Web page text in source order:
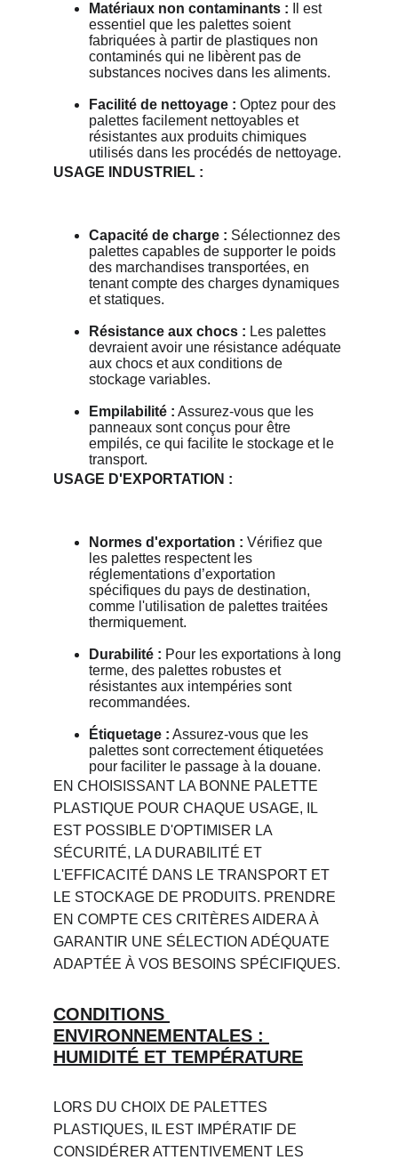
Matériaux non contaminants : Il est
essentiel que les palettes soient
fabriquées à partir de plastiques non
contaminés qui ne libèrent pas de
substances nocives dans les aliments.
Facilité de nettoyage : Optez pour des
palettes facilement nettoyables et
résistantes aux produits chimiques
utilisés dans les procédés de nettoyage.
USAGE INDUSTRIEL :
Capacité de charge : Sélectionnez des
palettes capables de supporter le poids
des marchandises transportées, en
tenant compte des charges dynamiques
et statiques.
Résistance aux chocs : Les palettes
devraient avoir une résistance adéquate
aux chocs et aux conditions de
stockage variables.
Empilabilité : Assurez-vous que les
panneaux sont conçus pour être
empilés, ce qui facilite le stockage et le
transport.
USAGE D'EXPORTATION :
Normes d'exportation : Vérifiez que
les palettes respectent les
réglementations d’exportation
spécifiques du pays de destination,
comme l'utilisation de palettes traitées
thermiquement.
Durabilité : Pour les exportations à long
terme, des palettes robustes et
résistantes aux intempéries sont
recommandées.
Étiquetage : Assurez-vous que les
palettes sont correctement étiquetées
pour faciliter le passage à la douane.
EN CHOISISSANT LA BONNE PALETTE
PLASTIQUE POUR CHAQUE USAGE, IL
EST POSSIBLE D'OPTIMISER LA
SÉCURITÉ, LA DURABILITÉ ET
L'EFFICACITÉ DANS LE TRANSPORT ET
LE STOCKAGE DE PRODUITS. PRENDRE
EN COMPTE CES CRITÈRES AIDERA À
GARANTIR UNE SÉLECTION ADÉQUATE
ADAPTÉE À VOS BESOINS SPÉCIFIQUES.
CONDITIONS
ENVIRONNEMENTALES :
HUMIDITÉ ET TEMPÉRATURE
LORS DU CHOIX DE PALETTES
PLASTIQUES, IL EST IMPÉRATIF DE
CONSIDÉRER ATTENTIVEMENT LES